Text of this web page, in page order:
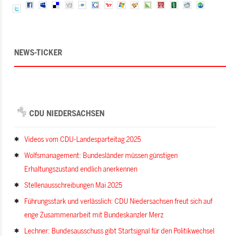
NEWS-TICKER
CDU NIEDERSACHSEN
Videos vom CDU-Landesparteitag 2025
Wolfsmanagement: Bundesländer müssen günstigen
Erhaltungszustand endlich anerkennen
Stellenausschreibungen Mai 2025
Führungsstark und verlässlich: CDU Niedersachsen freut sich auf
enge Zusammenarbeit mit Bundeskanzler Merz
Lechner: Bundesausschuss gibt Startsignal für den Politikwechsel